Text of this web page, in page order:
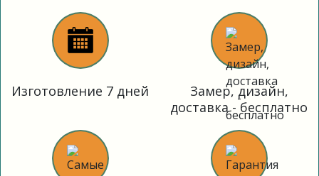
Изготовление 7 дней
Замер, дизайн,
доставка - бесплатно